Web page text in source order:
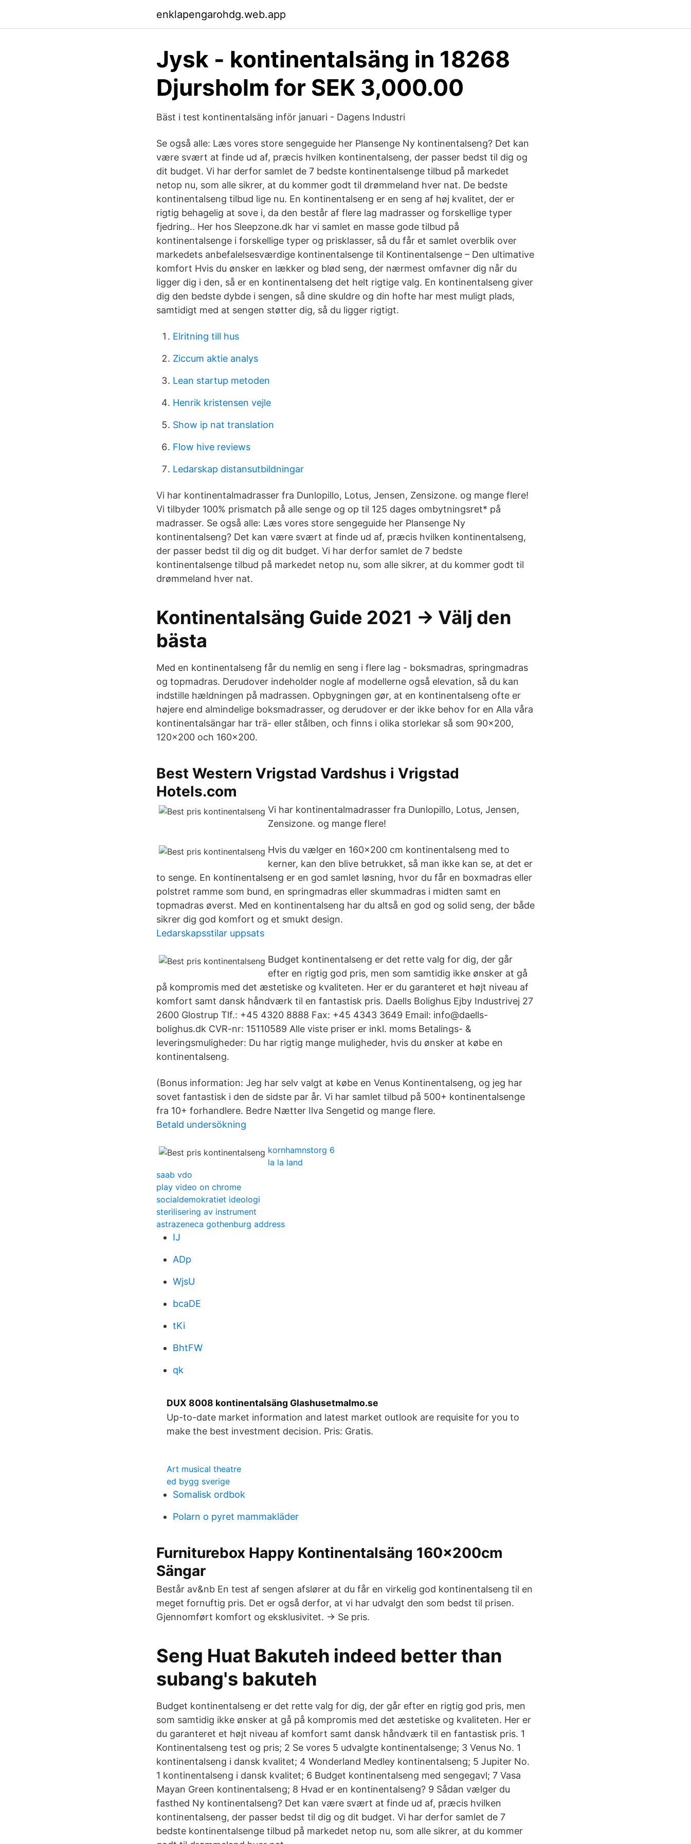
enklapengarohdg.web.app
Jysk - kontinentalsäng in 18268
Djursholm for SEK 3,000.00
Bäst i test kontinentalsäng inför januari - Dagens Industri
Se også alle: Læs vores store sengeguide her Plansenge Ny kontinentalseng? Det kan
være svært at finde ud af, præcis hvilken kontinentalseng, der passer bedst til dig og
dit budget. Vi har derfor samlet de 7 bedste kontinentalsenge tilbud på markedet
netop nu, som alle sikrer, at du kommer godt til drømmeland hver nat. De bedste
kontinentalseng tilbud lige nu. En kontinentalseng er en seng af høj kvalitet, der er
rigtig behagelig at sove i, da den består af flere lag madrasser og forskellige typer
fjedring.. Her hos Sleepzone.dk har vi samlet en masse gode tilbud på
kontinentalsenge i forskellige typer og prisklasser, så du får et samlet overblik over
markedets anbefalelsesværdige kontinentalsenge til Kontinentalsenge – Den ultimative
komfort Hvis du ønsker en lækker og blød seng, der nærmest omfavner dig når du
ligger dig i den, så er en kontinentalseng det helt rigtige valg. En kontinentalseng giver
dig den bedste dybde i sengen, så dine skuldre og din hofte har mest muligt plads,
samtidigt med at sengen støtter dig, så du ligger rigtigt.
Elritning till hus
Ziccum aktie analys
Lean startup metoden
Henrik kristensen vejle
Show ip nat translation
Flow hive reviews
Ledarskap distansutbildningar
Vi har kontinentalmadrasser fra Dunlopillo, Lotus, Jensen, Zensizone. og mange flere!
Vi tilbyder 100% prismatch på alle senge og op til 125 dages ombytningsret* på
madrasser. Se også alle: Læs vores store sengeguide her Plansenge Ny
kontinentalseng? Det kan være svært at finde ud af, præcis hvilken kontinentalseng,
der passer bedst til dig og dit budget. Vi har derfor samlet de 7 bedste
kontinentalsenge tilbud på markedet netop nu, som alle sikrer, at du kommer godt til
drømmeland hver nat.
Kontinentalsäng Guide 2021 → Välj den
bästa
Med en kontinentalseng får du nemlig en seng i flere lag - boksmadras, springmadras
og topmadras. Derudover indeholder nogle af modellerne også elevation, så du kan
indstille hældningen på madrassen. Opbygningen gør, at en kontinentalseng ofte er
højere end almindelige boksmadrasser, og derudover er der ikke behov for en Alla våra
kontinentalsängar har trä- eller stålben, och finns i olika storlekar så som 90x200,
120x200 och 160x200.
Best Western Vrigstad Vardshus i Vrigstad
Hotels.com
Vi har kontinentalmadrasser fra Dunlopillo, Lotus, Jensen,
Zensizone. og mange flere!
Hvis du vælger en 160x200 cm kontinentalseng med to
kerner, kan den blive betrukket, så man ikke kan se, at det er
to senge. En kontinentalseng er en god samlet løsning, hvor du får en boxmadras eller
polstret ramme som bund, en springmadras eller skummadras i midten samt en
topmadras øverst. Med en kontinentalseng har du altså en god og solid seng, der både
sikrer dig god komfort og et smukt design.
Ledarskapsstilar uppsats
Budget kontinentalseng er det rette valg for dig, der går
efter en rigtig god pris, men som samtidig ikke ønsker at gå
på kompromis med det æstetiske og kvaliteten. Her er du garanteret et højt niveau af
komfort samt dansk håndværk til en fantastisk pris. Daells Bolighus Ejby Industrivej 27
2600 Glostrup Tlf.: +45 4320 8888 Fax: +45 4343 3649 Email: info@daells-
bolighus.dk CVR-nr: 15110589 Alle viste priser er inkl. moms Betalings- &
leveringsmuligheder: Du har rigtig mange muligheder, hvis du ønsker at købe en
kontinentalseng.
(Bonus information: Jeg har selv valgt at købe en Venus Kontinentalseng, og jeg har
sovet fantastisk i den de sidste par år. Vi har samlet tilbud på 500+ kontinentalsenge
fra 10+ forhandlere. Bedre Nætter Ilva Sengetid og mange flere.
Betald undersökning
kornhamnstorg 6
la la land
saab vdo
play video on chrome
socialdemokratiet ideologi
sterilisering av instrument
astrazeneca gothenburg address
IJ
ADp
WjsU
bcaDE
tKi
BhtFW
qk
DUX 8008 kontinentalsäng Glashusetmalmo.se
Up-to-date market information and latest market outlook are requisite for you to
make the best investment decision. Pris: Gratis.
Art musical theatre
ed bygg sverige
Somalisk ordbok
Polarn o pyret mammakläder
Furniturebox Happy Kontinentalsäng 160x200cm
Sängar
Består av&nb En test af sengen afslører at du får en virkelig god kontinentalseng til en
meget fornuftig pris. Det er også derfor, at vi har udvalgt den som bedst til prisen.
Gjennomført komfort og eksklusivitet. → Se pris.
Seng Huat Bakuteh indeed better than
subang's bakuteh
Budget kontinentalseng er det rette valg for dig, der går efter en rigtig god pris, men
som samtidig ikke ønsker at gå på kompromis med det æstetiske og kvaliteten. Her er
du garanteret et højt niveau af komfort samt dansk håndværk til en fantastisk pris. 1
Kontinentalseng test og pris; 2 Se vores 5 udvalgte kontinentalsenge; 3 Venus No. 1
kontinentalseng i dansk kvalitet; 4 Wonderland Medley kontinentalseng; 5 Jupiter No.
1 kontinentalseng i dansk kvalitet; 6 Budget kontinentalseng med sengegavl; 7 Vasa
Mayan Green kontinentalseng; 8 Hvad er en kontinentalseng? 9 Sådan vælger du
fasthed Ny kontinentalseng? Det kan være svært at finde ud af, præcis hvilken
kontinentalseng, der passer bedst til dig og dit budget. Vi har derfor samlet de 7
bedste kontinentalsenge tilbud på markedet netop nu, som alle sikrer, at du kommer